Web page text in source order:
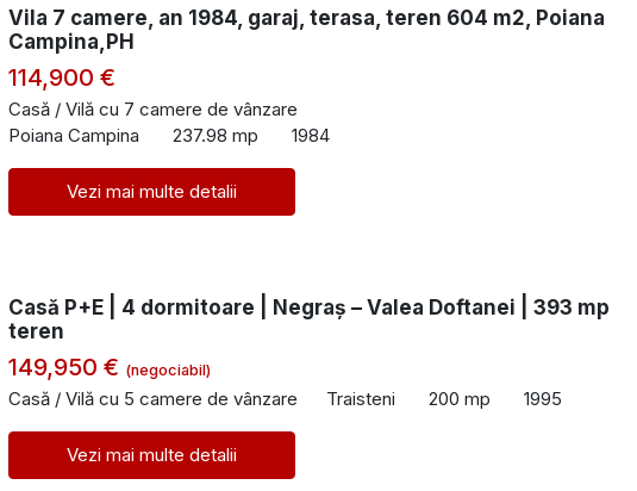
Vila 7 camere, an 1984, garaj, terasa, teren 604 m2, Poiana
Campina,PH
114,900 €
Casă / Vilă cu 7 camere de vânzare
Poiana Campina
237.98 mp 1984
Vezi mai multe detalii
Casă P+E | 4 dormitoare | Negraș – Valea Doftanei | 393 mp
teren
149,950 € (negociabil)
Casă / Vilă cu 5 camere de vânzare Traisteni 200 mp 1995
Vezi mai multe detalii